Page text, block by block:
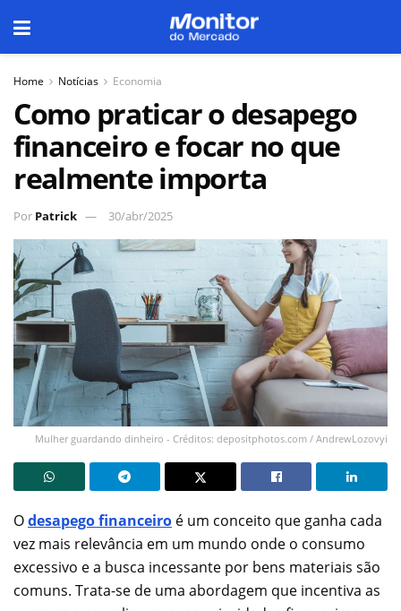
Home Notícias Economia
Como praticar o desapego
financeiro e focar no que
realmente importa
Por Patrick 30/abr/2025
Mulher guardando dinheiro - Créditos: depositphotos.com / AndrewLozovyi
Odesapego financeiro é um conceito que ganha cada
vez mais relevância em um mundo onde o consumo
excessivo e a busca incessante por bens materiais são
comuns. Trata-se de uma abordagem que incentiva as